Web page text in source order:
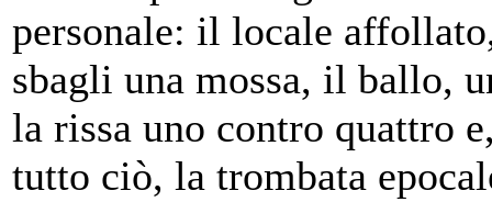
personale: il locale
sbagli una mossa, il ballo,
la rissa uno contro quattro
tutto ciò, la trombata